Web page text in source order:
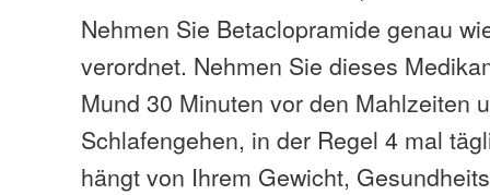
Nehmen Sie Betaclopramide genau
verordnet. Nehmen Sie dieses
Mund 30 Minuten vor den Mahlzeiten
Schlafengehen, in der Regel 4 mal
hängt von Ihrem Gewicht,